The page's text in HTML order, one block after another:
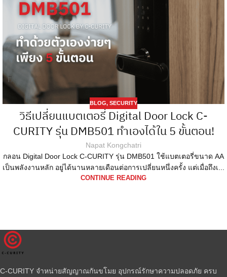
BLOG, SECURITY
วิธีเปลี่ยนแบตเตอรี่ Digital Door Lock C-
CURITY รุ่น DMB501 ทำเองได้ใน 5 ขั้นตอน!
Napat Kongchatri
กลอน Digital Door Lock C-CURITY รุ่น DMB501 ใช้แบตเตอรี่ขนาด AA
เป็นพลังงานหลัก อยู่ได้นานหลายเดือนต่อการเปลี่ยนหนึ่งครั้ง แต่เมื่อถึงเ...
CONTINUE READING
C-CURITY จำหน่ายสัญญาณกันขโมย อุปกรณ์รักษาความปลอดภัย ครบ